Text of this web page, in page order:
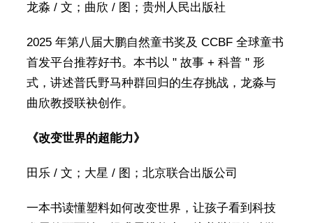
龙淼 / 文；曲欣 / 图；贵州人民出版社
2025 年第八届大鹏自然童书奖及 CCBF 全球童书
首发平台推荐好书。本书以 " 故事 + 科普 " 形
式，讲述普氏野马种群回归的生存挑战，龙淼与
曲欣教授联袂创作。
《改变世界的超能力》
田乐 / 文；大星 / 图；北京联合出版公司
一本书读懂塑料如何改变世界，让孩子看到科技